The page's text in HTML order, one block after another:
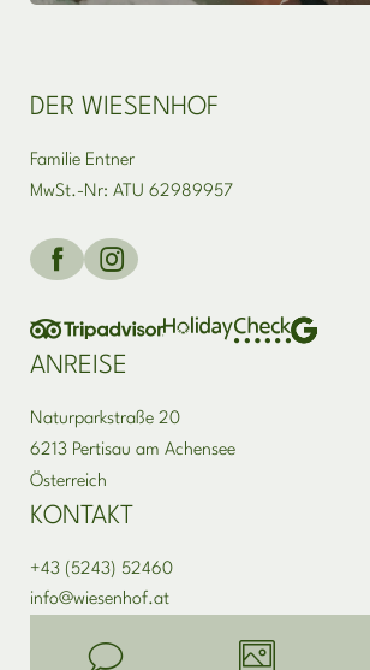
DER WIESENHOF
Familie Entner
MwSt.-Nr: ATU 62989957
ANREISE
Naturparkstraße 20
6213 Pertisau am Achensee
Österreich
KONTAKT
+43 (5243) 52460
info@wiesenhof.at